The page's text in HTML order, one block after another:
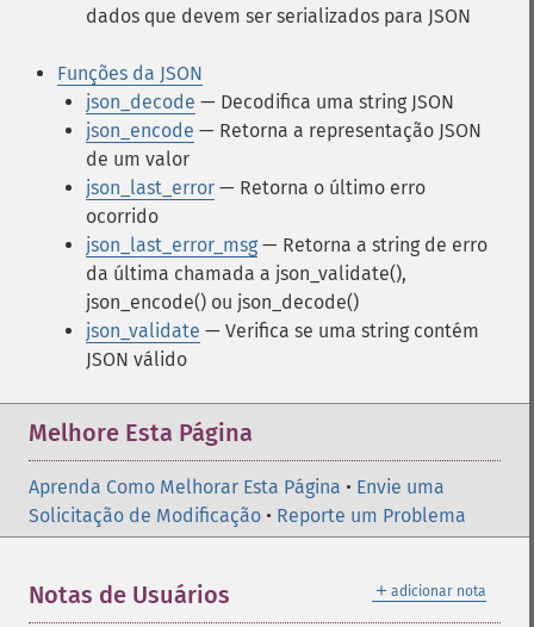
dados que devem ser serializados para JSON
Funções da JSON
json_decode — Decodifica uma string JSON
json_encode — Retorna a representação JSON
de um valor
json_last_error — Retorna o último erro
ocorrido
json_last_error_msg — Retorna a string de erro
da última chamada a json_validate(),
json_encode() ou json_decode()
json_validate — Verifica se uma string contém
JSON válido
Melhore Esta Página
Aprenda Como Melhorar Esta Página • Envie uma
Solicitação de Modificação • Reporte um Problema
＋ adicionar nota
Notas de Usuários